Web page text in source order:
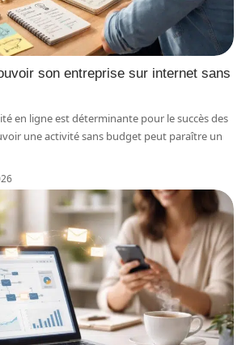
son entreprise sur internet sans
en ligne est déterminante pour le succès des
une activité sans budget peut paraître un